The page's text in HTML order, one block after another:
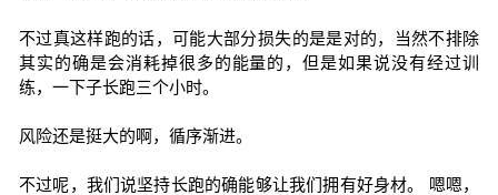
不过真这样跑的话，可能大部分损失的是是对的，当然不排除
其实的确是会消耗掉很多的能量的，但是如果说没有经过训
练，一下子长跑三个小时。
风险还是挺大的啊，循序渐进。
不过呢，我们说坚持长跑的确能够让我们拥有好身材。 嗯嗯，